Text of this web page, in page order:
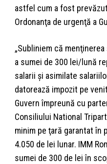
astfel cum a fost
Ordonanţa de urgenţă a
„Subliniem că
a sumei de 300 lei/lună
salarii şi asimilate
datorează impozit pe
Guvern împreună cu
Consiliului National
minim pe ţară garantat în
4.050 de lei lunar. IMM
sumei de 300 de lei în